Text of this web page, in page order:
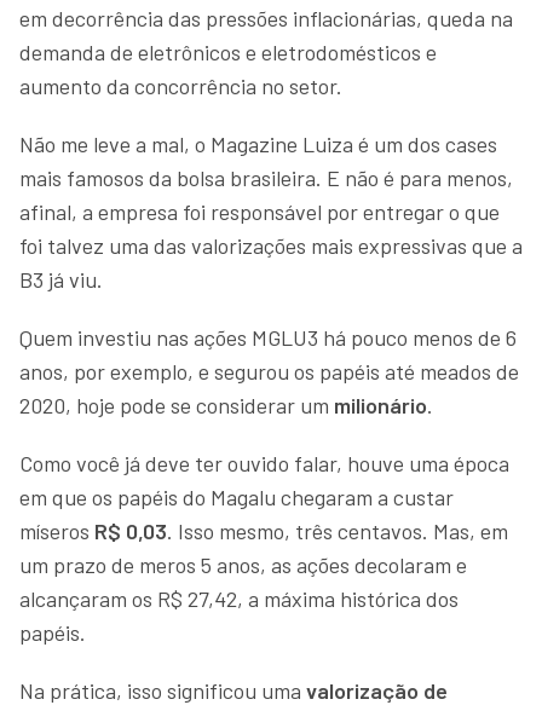
em decorrência das pressões inflacionárias, queda na
demanda de eletrônicos e eletrodomésticos e
aumento da concorrência no setor.
Não me leve a mal, o Magazine Luiza é um dos cases
mais famosos da bolsa brasileira. E não é para menos,
afinal, a empresa foi responsável por entregar o que
foi talvez uma das valorizações mais expressivas que a
B3 já viu.
Quem investiu nas ações MGLU3 há pouco menos de 6
anos, por exemplo, e segurou os papéis até meados de
2020, hoje pode se considerar um milionário.
Como você já deve ter ouvido falar, houve uma época
em que os papéis do Magalu chegaram a custar
míseros R$ 0,03. Isso mesmo, três centavos. Mas, em
um prazo de meros 5 anos, as ações decolaram e
alcançaram os R$ 27,42, a máxima histórica dos
papéis.
Na prática, isso significou uma valorização de